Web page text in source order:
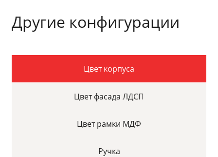
Другие конфигурации
Цвет корпуса
Цвет фасада ЛДСП
Цвет рамки МДФ
Ручка